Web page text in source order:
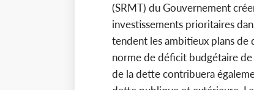
(SRMT) du Gouvernement
investissements prioritaires
tendent les ambitieux plans
norme de déficit budgétaire
de la dette contribuera